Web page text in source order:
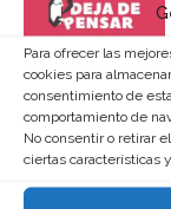
Para ofrecer las
cookies para
consentimiento de
comportamiento de
No consentir o retirar
ciertas características
Web